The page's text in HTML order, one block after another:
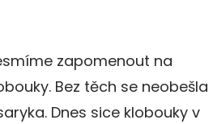
zapomenout na
Bez těch se neobešla
Dnes sice klobouky v